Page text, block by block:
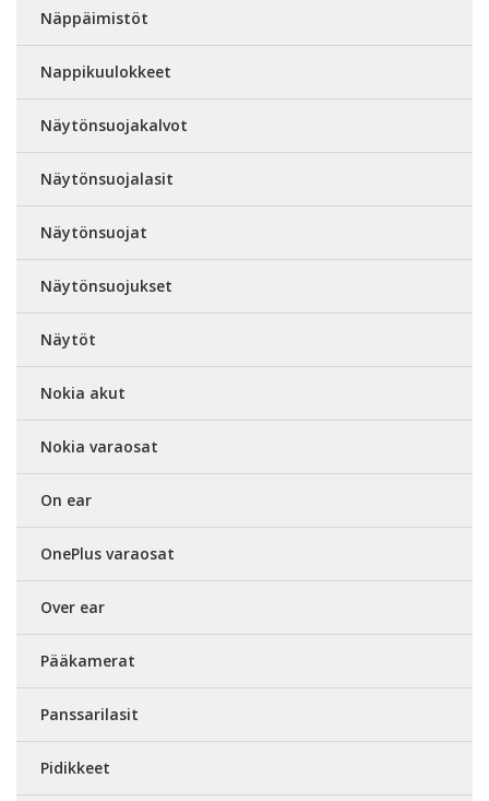
Näppäimistöt
Nappikuulokkeet
Näytönsuojakalvot
Näytönsuojalasit
Näytönsuojat
Näytönsuojukset
Näytöt
Nokia akut
Nokia varaosat
On ear
OnePlus varaosat
Over ear
Pääkamerat
Panssarilasit
Pidikkeet